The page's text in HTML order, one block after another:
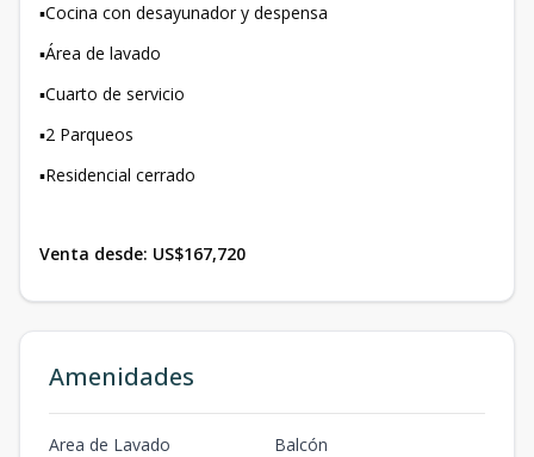
▪️Cocina con desayunador y despensa
▪️Área de lavado
▪️Cuarto de servicio
▪️2 Parqueos
▪️Residencial cerrado
Venta desde: US$167,720
Amenidades
Area de Lavado
Balcón